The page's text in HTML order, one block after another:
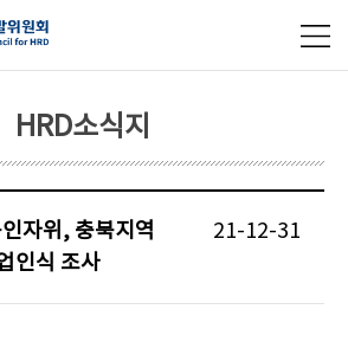
HRD소식지
자위, 충북지역
인식 조사
21-12-31